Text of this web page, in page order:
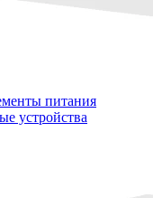
питания
устройства